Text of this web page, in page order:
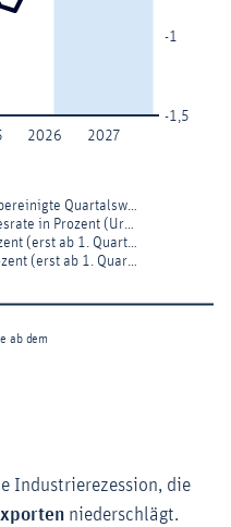
Industrierezession, die
niederschlägt.